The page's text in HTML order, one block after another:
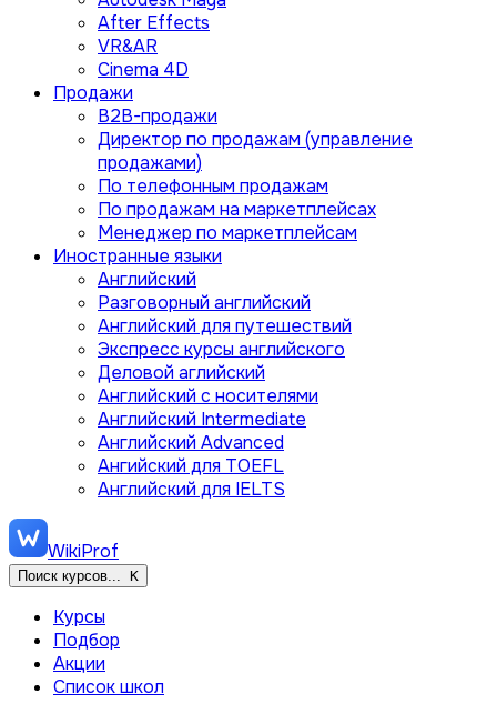
After Effects
VR&AR
Cinema 4D
Продажи
B2B-продажи
Директор по продажам (управление
продажами)
По телефонным продажам
По продажам на маркетплейсах
Менеджер по маркетплейсам
Иностранные языки
Английский
Разговорный английский
Английский для путешествий
Экспресс курсы английского
Деловой аглийский
Английский с носителями
Английский Intermediate
Английский Advanced
Ангийский для TOEFL
Английский для IELTS
WikiProf
Поиск курсов... K
Курсы
Подбор
Акции
Список школ